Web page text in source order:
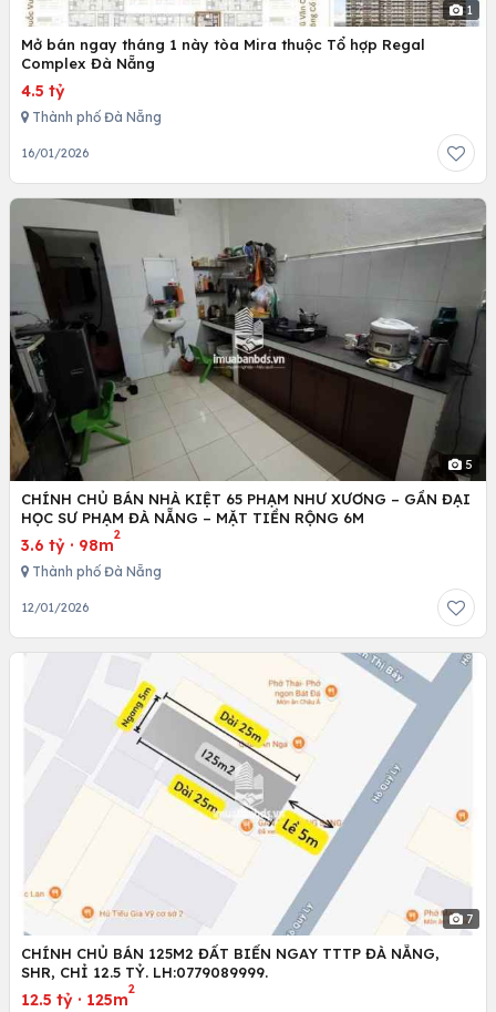
1
Mở bán ngay tháng 1 này tòa Mira thuộc Tổ hợp Regal
Complex Đà Nẵng
4.5 tỷ
Thành phố Đà Nẵng
16/01/2026
5
CHÍNH CHỦ BÁN NHÀ KIỆT 65 PHẠM NHƯ XƯƠNG – GẦN ĐẠI
HỌC SƯ PHẠM ĐÀ NẴNG – MẶT TIỀN RỘNG 6M
3.6 tỷ · 98m
2
Thành phố Đà Nẵng
12/01/2026
7
CHÍNH CHỦ BÁN 125M2 ĐẤT BIỂN NGAY TTTP ĐÀ NẴNG,
SHR, CHỈ 12.5 TỶ. LH:0779089999.
12.5 tỷ · 125m
2